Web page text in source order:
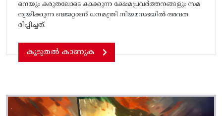
നെയും കരുതലോടെ കാക്കുന്ന ക്ഷേമപ്രവർത്തനങ്ങളും സമ
ന്വയിക്കുന്ന ബജറ്റാണ് ധനമന്ത്രി നിയമസഭയിൽ അവത
രിപ്പിച്ചത്.
കൂടുതൽ കാണുക